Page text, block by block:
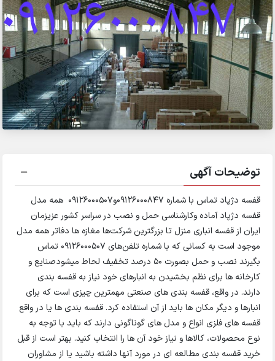
توضیحات آگهی
قفسه دژپاد تماس با شماره ۰۹۱۲۶۰۰۰۸۴۷و۰۹۱۲۶۰۰۰۵۰۷ همه مدل
قفسه دژپاد آماده وکارشناسی حمل و نصب در سراسر کشور عزیزمان
ایران از قفسه انباری منزل تا بزرگترین شرکت‌ها مغازه ها دفاتر همه مدل
موجود است به کسانی که با شماره تلفن‌های ۰۹۱۲۶۰۰۰۵۰۷ تماس
بگیرند نصب و حمل بصورت ۵۰ درصد تخفیف لحاط میشودصنایع و
کارخانه ها برای نظم بخشیدن به انبارهای خود نیاز به قفسه بندی
دارند. در واقع، قفسه بندی های صنعتی مهمترین چیزی است که برای
انبارها و دیگر مکان ها باید از آن استفاده کرد. قفسه بندی ها یا در واقع
قفسه های فلزی انواع و مدل های گوناگونی دارند که باید با توجه به
نوع محصولات، کالاها و نیاز خود آن ها را انتخاب کنید. بهتر است از قبل
خرید قفسه بندی مطالعه ای در مورد آنها داشته باشید یا از مشاوران